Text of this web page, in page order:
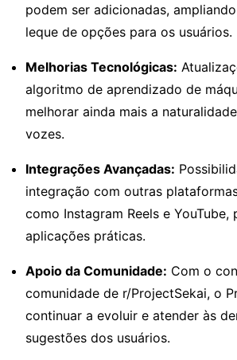
podem ser adicionadas,
leque de opções para os usuários.
Melhorias Tecnológicas:
algoritmo de aprendizado de
melhorar ainda mais a
vozes.
Integrações Avançadas:
integração com outras
como Instagram Reels e YouTube,
aplicações práticas.
Apoio da Comunidade: Com o
comunidade de r/ProjectSekai, o
continuar a evoluir e atender às
sugestões dos usuários.